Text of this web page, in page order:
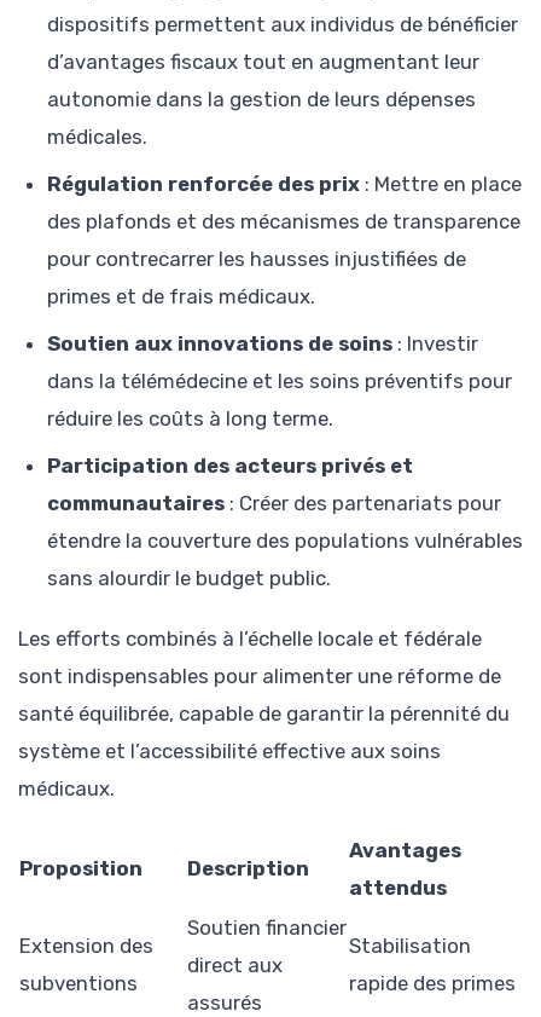
dispositifs permettent aux individus de bénéficier
d’avantages fiscaux tout en augmentant leur
autonomie dans la gestion de leurs dépenses
médicales.
Régulation renforcée des prix : Mettre en place
des plafonds et des mécanismes de transparence
pour contrecarrer les hausses injustifiées de
primes et de frais médicaux.
Soutien aux innovations de soins : Investir
dans la télémédecine et les soins préventifs pour
réduire les coûts à long terme.
Participation des acteurs privés et
communautaires : Créer des partenariats pour
étendre la couverture des populations vulnérables
sans alourdir le budget public.
Les efforts combinés à l’échelle locale et fédérale
sont indispensables pour alimenter une réforme de
santé équilibrée, capable de garantir la pérennité du
système et l’accessibilité effective aux soins
médicaux.
Proposition Description
Avantages
attendus
Extension des
subventions
Soutien financier
direct aux
assurés
Stabilisation
rapide des primes